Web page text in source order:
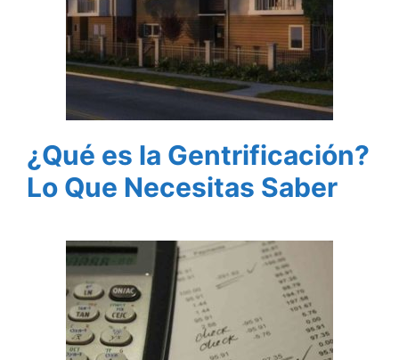
¿Qué es la Gentrificación?
Lo Que Necesitas Saber